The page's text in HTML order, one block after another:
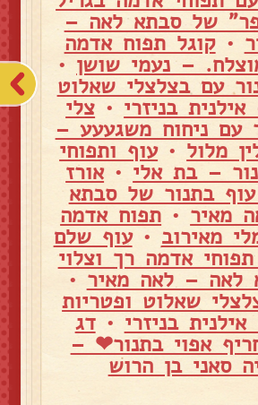
של סבתא לאה –
•קוגל תפוח אדמה
– נעמי שושן •
עם בצלצלי שאלוט
בניזרי • צלי
עם ניחוח משגעעע –
מלול •עוף ותפוחי
– בת אלי •אורז
בתנור של סבתא
מאיר • תפוח אדמה
מאירוב •עוף שלם
אדמה רך וצלוי
לאה – לאה מאיר •
שאלוט ופטריות
בניזרי •דג
אפוי בתנור❤ –
סאני בן הרוש